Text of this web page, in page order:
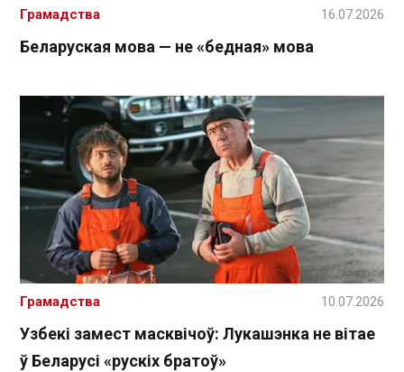
Беларуская мова — не «бедная» мова
Грамадства 16.07.2026
Узбекі замест масквічоў: Лукашэнка не вітае
ў Беларусі «рускіх братоў»
Грамадства 10.07.2026